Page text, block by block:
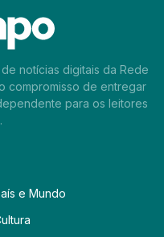
notícias digitais da Rede
compromisso de entregar
para os leitores
e Mundo